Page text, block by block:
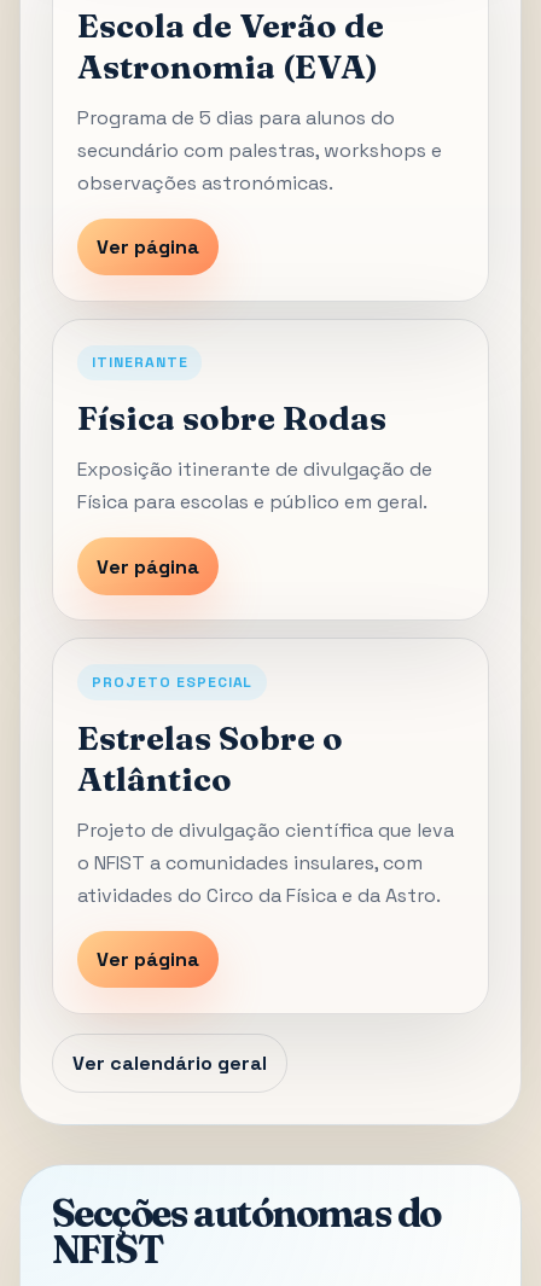
Escola de Verão de
Astronomia (EVA)
Programa de 5 dias para alunos do
secundário com palestras, workshops e
observações astronómicas.
Ver página
ITINERANTE
Física sobre Rodas
Exposição itinerante de divulgação de
Física para escolas e público em geral.
Ver página
PROJETO ESPECIAL
Estrelas Sobre o
Atlântico
Projeto de divulgação científica que leva
o NFIST a comunidades insulares, com
atividades do Circo da Física e da Astro.
Ver página
Ver calendário geral
Secções autónomas do
NFIST